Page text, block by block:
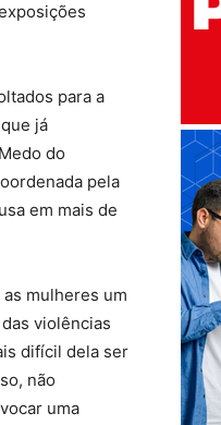
para a
já
do
pela
em mais de
mulheres um
violências
difícil dela ser
não
uma